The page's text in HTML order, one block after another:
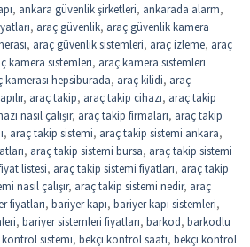
, ankara güvenlik şirketleri, ankarada alarm,
, araç güvenlik, araç güvenlik kamera
, araç güvenlik sistemleri, araç izleme, araç
kamera sistemleri, araç kamera sistemleri
kamerası hepsiburada, araç kilidi, araç
, araç takip, araç takip cihazı, araç takip
nasıl çalışır, araç takip firmaları, araç takip
, araç takip sistemi, araç takip sistemi ankara,
, araç takip sistemi bursa, araç takip sistemi
listesi, araç takip sistemi fiyatları, araç takip
nasıl çalışır, araç takip sistemi nedir, araç
fiyatları, bariyer kapı, bariyer kapı sistemleri,
, bariyer sistemleri fiyatları, barkod, barkodlu
sistemi, bekçi kontrol saati, bekçi kontrol